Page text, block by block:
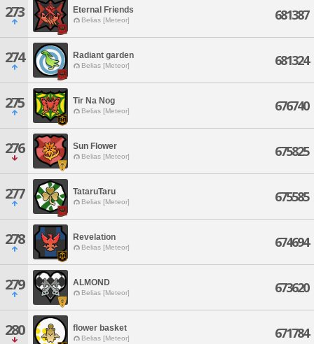
273 Eternal Friends
Belias [Meteor] 681387
274 Radiant garden
Belias [Meteor] 681324
275 Tir Na Nog
Belias [Meteor] 676740
276 Sun Flower
Belias [Meteor] 675825
277 TataruTaru
Belias [Meteor] 675585
278 Revelation
Belias [Meteor] 674694
279 ALMOND
Belias [Meteor] 673620
280 flower basket
Belias [Meteor] 671784